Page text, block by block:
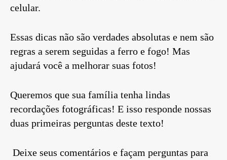
celular.
Essas dicas não são verdades absolutas e nem são
regras a serem seguidas a ferro e fogo! Mas
ajudará você a melhorar suas fotos!
Queremos que sua família tenha lindas
recordações fotográficas! E isso responde nossas
duas primeiras perguntas deste texto!
Deixe seus comentários e façam perguntas para